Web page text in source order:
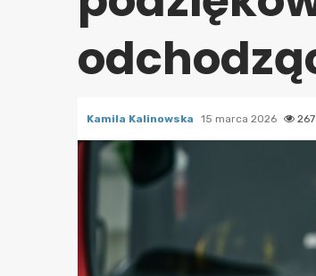
Kamila Kalinowska 15 marca 2026 267